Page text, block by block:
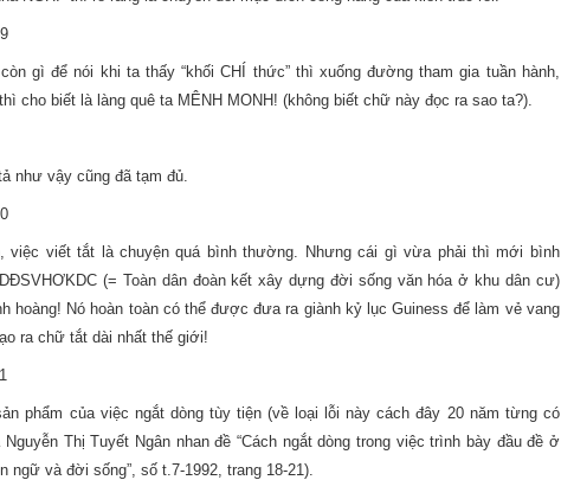
gì để nói khi ta thấy “khối CHÍ thức” thì xuống đường tham gia tuần hành,
cho biết là làng quê ta MÊNH MONH! (không biết chữ này đọc ra sao ta?).
như vậy cũng đã tạm đủ.
việc viết tắt là chuyện quá bình thường. Nhưng cái gì vừa phải thì mới bình
(= Toàn dân đoàn kết xây dựng đời sống văn hóa ở khu dân cư)
hoàng! Nó hoàn toàn có thể được đưa ra giành kỷ lục Guiness để làm vẻ vang
ra chữ tắt dài nhất thế giới!
phẩm của việc ngắt dòng tùy tiện (về loại lỗi này cách đây 20 năm từng có
Thị Tuyết Ngân nhan đề “Cách ngắt dòng trong việc trình bày đầu đề ở
ngữ và đời sống”, số t.7-1992, trang 18-21).